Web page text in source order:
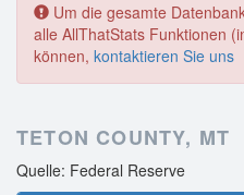
Um die gesamte
alle AllThatStats Funktionen
können, kontaktieren Sie uns
TETON COUNTY, MT
Quelle: Federal Reserve